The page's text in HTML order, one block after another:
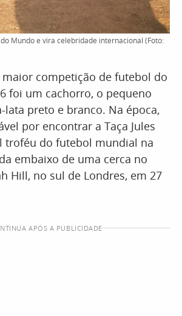
Mundo e vira celebridade internacional (Foto:
maior competição de futebol do
foi um cachorro, o pequeno
lata preto e branco. Na época,
por encontrar a Taça Jules
troféu do futebol mundial na
embaixo de uma cerca no
Hill, no sul de Londres, em 27
APÓS A PUBLICIDADE